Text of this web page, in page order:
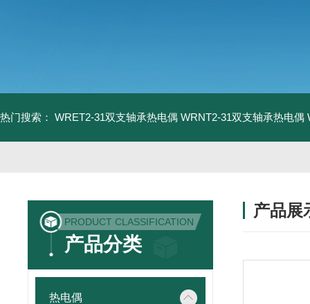
热门搜索： WRET2-31双支轴承热电偶 WRNT2-31双支轴承热电偶
PRODUCT CLASSIFICATION
产品分类
热电偶
产品展